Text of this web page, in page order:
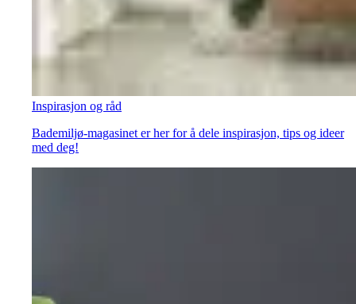
Inspirasjon og råd
Bademiljø-magasinet er her for å dele inspirasjon, tips og ideer
med deg!